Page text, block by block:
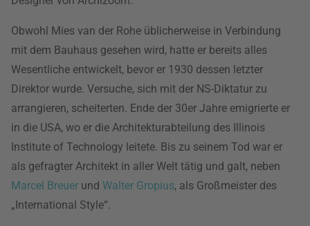
Obwohl Mies van der Rohe üblicherweise in Verbindung
mit dem Bauhaus gesehen wird, hatte er bereits alles
Wesentliche entwickelt, bevor er 1930 dessen letzter
Direktor wurde. Versuche, sich mit der NS-Diktatur zu
arrangieren, scheiterten. Ende der 30er Jahre emigrierte er
in die USA, wo er die Architekturabteilung des Illinois
Institute of Technology leitete. Bis zu seinem Tod war er
als gefragter Architekt in aller Welt tätig und galt, neben
Marcel Breuer und Walter Gropius, als Großmeister des
„International Style“.